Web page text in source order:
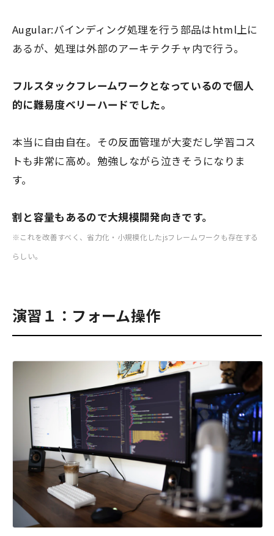
Augular:バインディング処理を行う部品はhtml上に
あるが、処理は外部のアーキテクチャ内で行う。
フルスタックフレームワークとなっているので個人
的に難易度ベリーハードでした。
本当に自由自在。その反面管理が大変だし学習コス
トも非常に高め。勉強しながら泣きそうになりま
す。
割と容量もあるので大規模開発向きです。
※これを改善すべく、省力化・小規模化したjsフレームワークも存在する
らしい。
演習１：フォーム操作